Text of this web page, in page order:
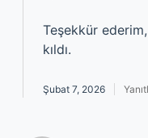
Teşekkür
kıldı.
Şubat 7, 2026